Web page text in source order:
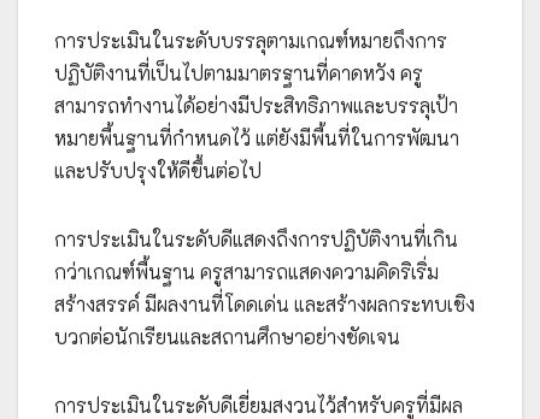
การประเมินในระดับบรรลุตามเกณฑ์หมายถึงการ
ปฏิบัติงานที่เป็นไปตามมาตรฐานที่คาดหวัง ครู
สามารถทำงานได้อย่างมีประสิทธิภาพและบรรลุเป้า
หมายพื้นฐานที่กำหนดไว้ แต่ยังมีพื้นที่ในการพัฒนา
และปรับปรุงให้ดีขึ้นต่อไป
การประเมินในระดับดีแสดงถึงการปฏิบัติงานที่เกิน
กว่าเกณฑ์พื้นฐาน ครูสามารถแสดงความคิดริเริ่ม
สร้างสรรค์ มีผลงานที่โดดเด่น และสร้างผลกระทบเชิง
บวกต่อนักเรียนและสถานศึกษาอย่างชัดเจน
การประเมินในระดับดีเยี่ยมสงวนไว้สำหรับครูที่มีผล